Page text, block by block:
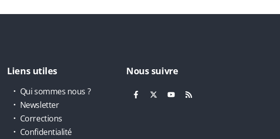
Liens utiles
Qui sommes nous ?
Newsletter
Corrections
Confidentialité
Nous suivre